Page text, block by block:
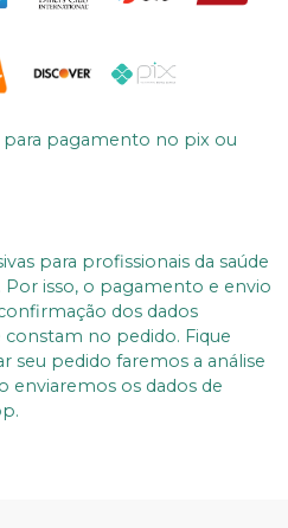
pagamento no pix ou
para profissionais da saúde
isso, o pagamento e envio
dos dados
constam no pedido. Fique
seu pedido faremos a análise
enviaremos os dados de